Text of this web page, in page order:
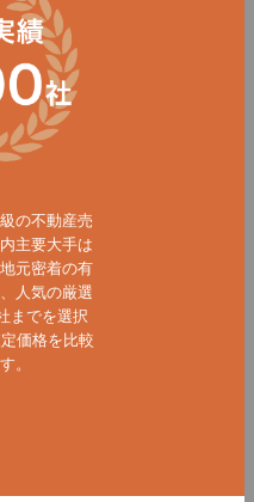
の不動産売
主要大手は
元密着の有
人気の厳選
までを選択
価格を比較
。